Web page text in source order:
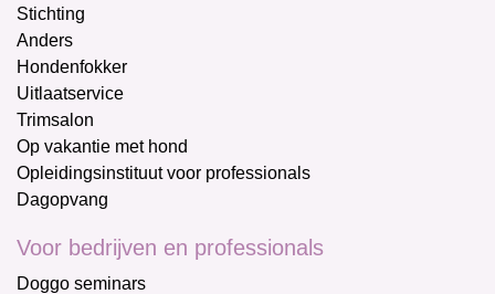
Stichting
Anders
Hondenfokker
Uitlaatservice
Trimsalon
Op vakantie met hond
Opleidingsinstituut voor professionals
Dagopvang
Voor bedrijven en professionals
Doggo seminars